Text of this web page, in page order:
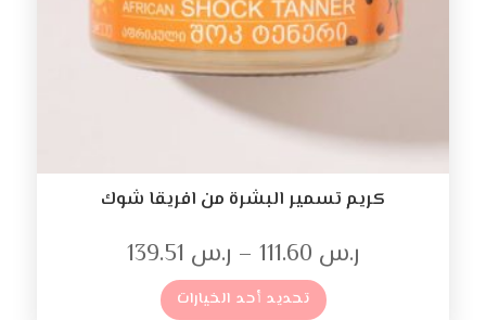
كريم تسمير البشرة من افريقا شوك
ر.س – ر.س
تحديد أحد الخيارات